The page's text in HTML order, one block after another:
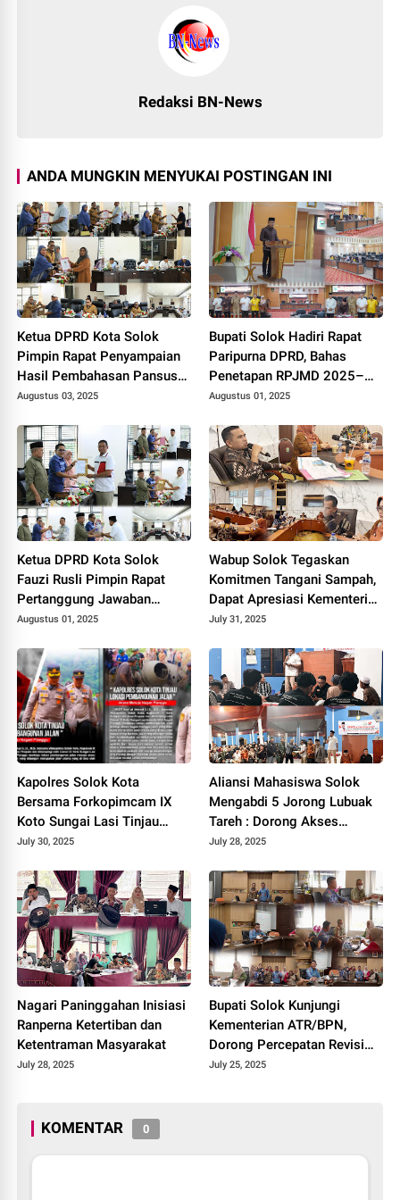
Redaksi BN-News
ANDA MUNGKIN MENYUKAI POSTINGAN INI
Ketua DPRD Kota Solok
Pimpin Rapat Penyampaian
Hasil Pembahasan Pansus
RPJMD Tahun 2025-2029.
Augustus 03, 2025
Bupati Solok Hadiri Rapat
Paripurna DPRD, Bahas
Penetapan RPJMD 2025–
2029
Augustus 01, 2025
Ketua DPRD Kota Solok
Fauzi Rusli Pimpin Rapat
Pertanggung Jawaban
Pelaksanaan APBD Kota
Augustus 01, 2025
Wabup Solok Tegaskan
Komitmen Tangani Sampah,
Dapat Apresiasi Kementerian
Lingkungan Hidup.
July 31, 2025
Kapolres Solok Kota
Bersama Forkopimcam IX
Koto Sungai Lasi Tinjau
Pembangunan Jalan Menuju
July 30, 2025
Aliansi Mahasiswa Solok
Mengabdi 5 Jorong Lubuak
Tareh : Dorong Akses
Kesehatan, Pendidikan, dan
July 28, 2025
Nagari Paninggahan Inisiasi
Ranperna Ketertiban dan
Ketentraman Masyarakat
July 28, 2025
Bupati Solok Kunjungi
Kementerian ATR/BPN,
Dorong Percepatan Revisi
Perda RTRW Kabupaten
July 25, 2025
KOMENTAR 0